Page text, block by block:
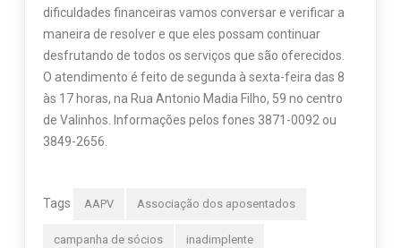
dificuldades financeiras vamos conversar e verificar a
maneira de resolver e que eles possam continuar
desfrutando de todos os serviços que são oferecidos.
O atendimento é feito de segunda à sexta-feira das 8
às 17 horas, na Rua Antonio Madia Filho, 59 no centro
de Valinhos. Informações pelos fones 3871-0092 ou
3849-2656.
Tags AAPV Associação dos aposentados
campanha de sócios inadimplente